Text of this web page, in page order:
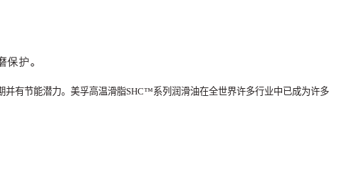
保护。
并有节能潜力。美孚高温滑脂SHC™️系列润滑油在全世界许多行业中已成为许多